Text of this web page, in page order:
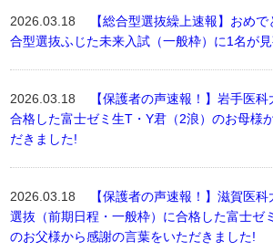
2026.03.18
【総合型選抜繰上速報】おめ
合型選抜ふじた未来入試（一般枠）に1名が見
2026.03.18
【保護者の声速報！】岩手医
合格した富士ゼミ生T・Y君（2浪）のお母様
だきました!
2026.03.18
【保護者の声速報！】滋賀医
選抜（前期日程・一般枠）に合格した富士ゼ
のお父様から感謝の言葉をいただきました!